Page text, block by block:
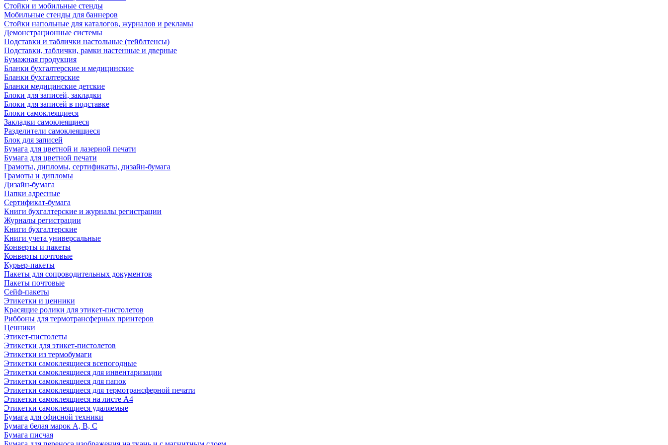
Стойки и мобильные стенды
Мобильные стенды для баннеров
Стойки напольные для каталогов, журналов и рекламы
Демонстрационные системы
Подставки и таблички настольные (тейблтенсы)
Подставки, таблички, рамки настенные и дверные
Бумажная продукция
Бланки бухгалтерские и медицинские
Бланки бухгалтерские
Бланки медицинские детские
Блоки для записей, закладки
Блоки для записей в подставке
Блоки самоклеящиеся
Закладки самоклеящиеся
Разделители самоклеящиеся
Блок для записей
Бумага для цветной и лазерной печати
Бумага для цветной печати
Грамоты, дипломы, сертификаты, дизайн-бумага
Грамоты и дипломы
Дизайн-бумага
Папки адресные
Сертификат-бумага
Книги бухгалтерские и журналы регистрации
Журналы регистрации
Книги бухгалтерские
Книги учета универсальные
Конверты и пакеты
Конверты почтовые
Курьер-пакеты
Пакеты для сопроводительных документов
Пакеты почтовые
Сейф-пакеты
Этикетки и ценники
Красящие ролики для этикет-пистолетов
Риббоны для термотрансферных принтеров
Ценники
Этикет-пистолеты
Этикетки для этикет-пистолетов
Этикетки из термобумаги
Этикетки самоклеящиеся всепогодные
Этикетки самоклеящиеся для инвентаризации
Этикетки самоклеящиеся для папок
Этикетки самоклеящиеся для термотрансферной печати
Этикетки самоклеящиеся на листе А4
Этикетки самоклеящиеся удаляемые
Бумага для офисной техники
Бумага белая марок А, В, С
Бумага писчая